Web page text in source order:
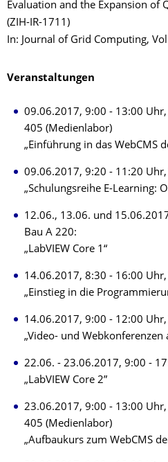
Evaluation and the Expansion of
(ZIH-IR-1711)
In: Journal of Grid Computing,
Veranstaltungen
09.06.2017, 9:00 - 13:00
405 (Medienlabor)
„Einführung in das WebCMS
09.06.2017, 9:20 - 11:20 Uhr,
„Schulungsreihe E-Learning:
12.06., 13.06. und
Bau A 220:
„LabVIEW Core 1“
14.06.2017, 8:30 - 16:00
„Einstieg in die
14.06.2017, 9:00 - 12:00
„Video- und Webkonferenzen
22.06. - 23.06.2017, 9:00 -
„LabVIEW Core 2”
23.06.2017, 9:00 - 13:00
405 (Medienlabor)
„Aufbaukurs zum WebCMS